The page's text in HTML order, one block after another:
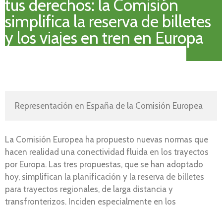
tus derechos: la Comisión
simplifica la reserva de billetes
y los viajes en tren en Europa
Representación en España de la Comisión Europea
La Comisión Europea ha propuesto nuevas normas que
hacen realidad una conectividad fluida en los trayectos
por Europa. Las tres propuestas, que se han adoptado
hoy, simplifican la planificación y la reserva de billetes
para trayectos regionales, de larga distancia y
transfronterizos. Inciden especialmente en los